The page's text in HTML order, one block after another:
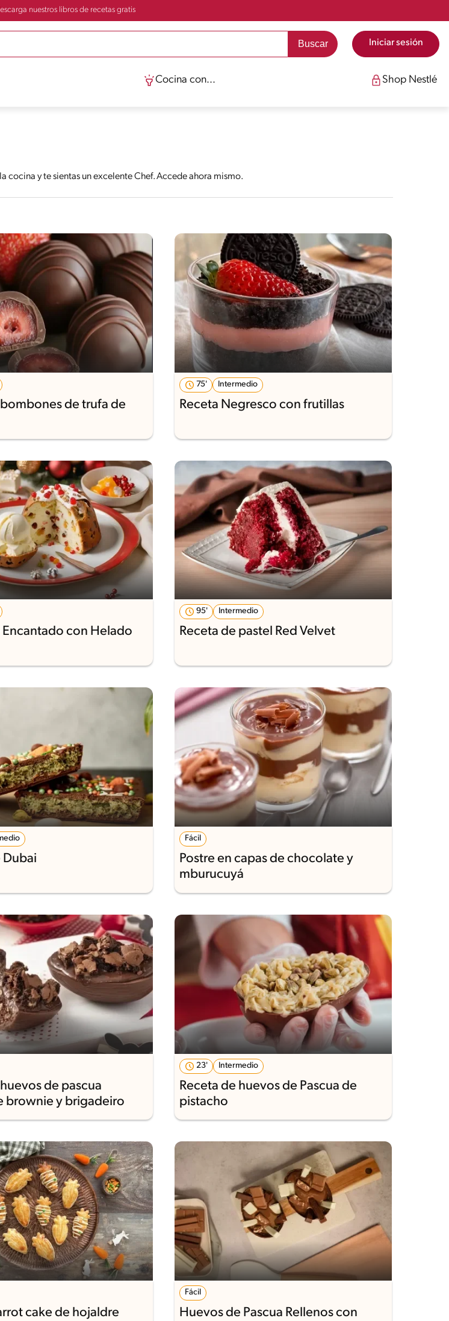
nuestros libros de recetas gratis
Iniciar sesión
Cocina con... Shop Nestlé
cocina y te sientas un excelente Chef. Accede ahora mismo.
de trufa de
75' Intermedio
Receta Negresco con frutillas
con Helado
95' Intermedio
Receta de pastel Red Velvet
Fácil
Postre en capas de chocolate y
mburucuyá
de pascua
brownie y brigadeiro
23' Intermedio
Receta de huevos de Pascua de
pistacho
cake de hojaldre
Fácil
Huevos de Pascua Rellenos con